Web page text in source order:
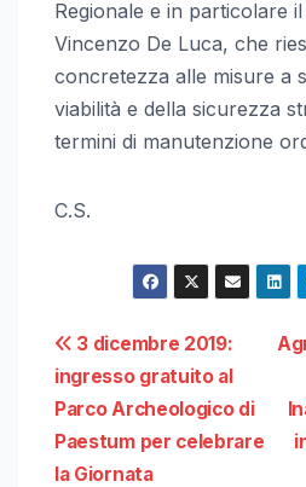
Regionale e in particolare
Vincenzo De Luca, che
concretezza alle misure a
viabilità e della sicurezza
termini di manutenzione
C.S.
Navigazione
articoli
3 dicembre 2019:
ingresso gratuito al
Parco Archeologico di
Paestum per celebrare
la Giornata